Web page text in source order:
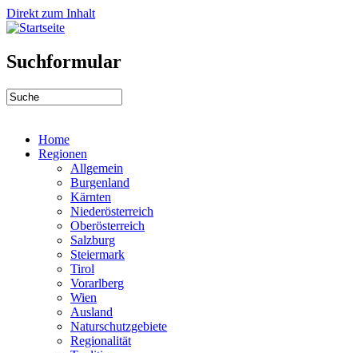
Direkt zum Inhalt
Suchformular
Home
Regionen
Allgemein
Burgenland
Kärnten
Niederösterreich
Oberösterreich
Salzburg
Steiermark
Tirol
Vorarlberg
Wien
Ausland
Naturschutzgebiete
Regionalität